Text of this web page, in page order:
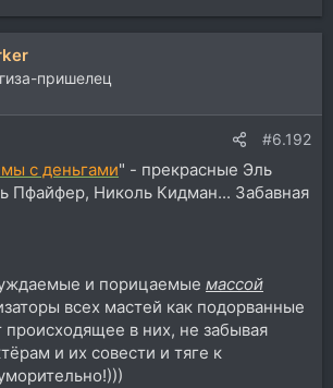
пришелец
#6.192
с деньгами" - прекрасные Эль
Пфайфер, Николь Кидман... Забавная
и порицаемые массой
всех мастей как подорванные
происходящее в них, не забывая
и их совести и тяге к